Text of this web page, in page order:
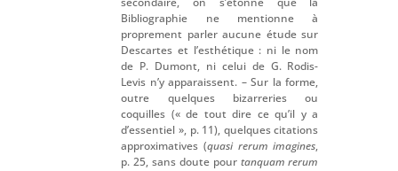
Bibliographie ne mentionne à
proprement parler aucune étude sur
Descartes et l’esthétique : ni le nom
de P. Dumont, ni celui de G. Rodis-
Levis n’y apparaissent. – Sur la forme,
outre quelques bizarreries ou
coquilles (« de tout dire ce qu’il y a
d’essentiel », p. 11), quelques citations
approximatives (quasi rerum imagines,
p. 25, sans doute pour tanquam rerum